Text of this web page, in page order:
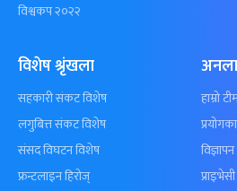
विश्वकप २०२२
विशेष श्रृंखला
सहकारी संकट विशेष
लगुबित्त संकट विशेष
संसद विघटन विशेष
फ्रन्टलाइन हिरोज्
हाम्रो
विज्ञापन